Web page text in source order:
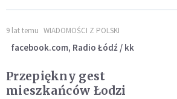
9 lat temu WIADOMOŚCI Z POLSKI
facebook.com, Radio Łódź / kk
Przepiękny gest
mieszkańców Łodzi